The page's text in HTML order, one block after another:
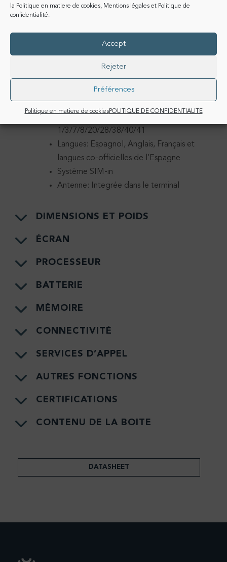
la Politique en matiere de cookies, Mentions légales et Politique de
confidentialité.
Accept
Rejeter
Préférences
Politique en matiere de cookiesPOLITIQUE DE CONFIDENTIALITE
GÉNÉRAL
Fréquences: GSM 900/1800 MHZ, UMTS
1/3/7/8/20/28/38/40/41
Langues: Espagnol, Anglais, Français et
langues co-officielles de l’Espagne
Système SIM-in
Antenne: Integrée dans le terminal
DIMENSIONS ET POIDS
ÉCRAN
PROCESSEUR
BATTERIE
MÉMOIRE
CONNECTIVITÉ
SERVICES D’APPEL
AUTRES FONCTIONS
CERTIFICATIONS
CONTENU DE LA BOITE
DATASHEET